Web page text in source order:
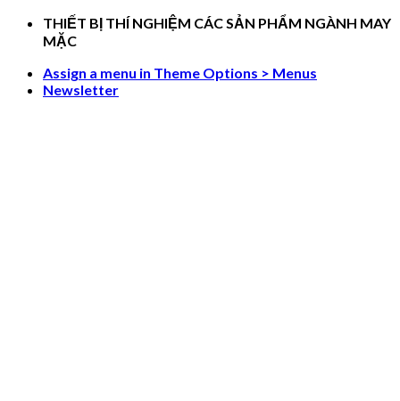
Skip
THIẾT BỊ THÍ NGHIỆM CÁC SẢN PHẨM NGÀNH MAY
MẶC
Assign a menu in Theme Options > Menus
Newsletter